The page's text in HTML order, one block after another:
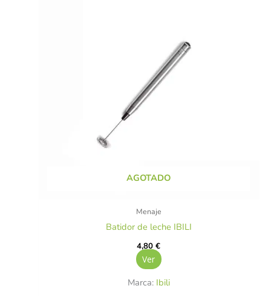
AGOTADO
Menaje
Batidor de leche IBILI
4,80€
Ver
Marca: Ibili